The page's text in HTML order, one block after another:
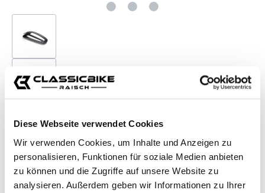
Diese Webseite verwendet Cookies
Wir verwenden Cookies, um Inhalte und Anzeigen zu
personalisieren, Funktionen für soziale Medien anbieten
zu können und die Zugriffe auf unsere Website zu
analysieren. Außerdem geben wir Informationen zu Ihrer
Accessories